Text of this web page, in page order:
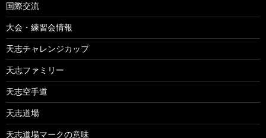
国際交流
大会・練習会情報
天志チャレンジカップ
天志ファミリー
天志空手道
天志道場
天志道場マークの意味